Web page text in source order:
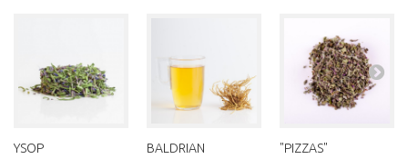
YSOP BALDRIAN "PIZZAS"